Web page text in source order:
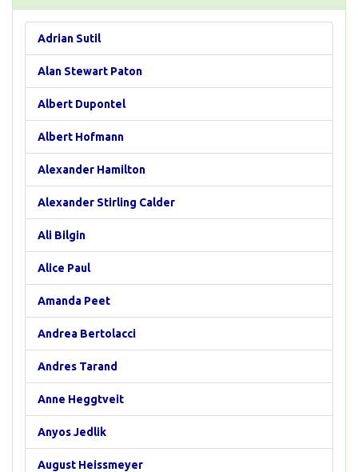
Adrian Sutil
Alan Stewart Paton
Albert Dupontel
Albert Hofmann
Alexander Hamilton
Alexander Stirling Calder
Ali Bilgin
Alice Paul
Amanda Peet
Andrea Bertolacci
Andres Tarand
Anne Heggtveit
Anyos Jedlik
August Heissmeyer